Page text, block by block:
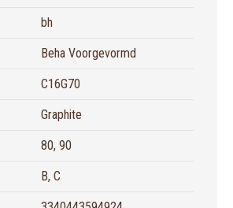
bh
Beha Voorgevormd
C16G70
Graphite
80, 90
B, C